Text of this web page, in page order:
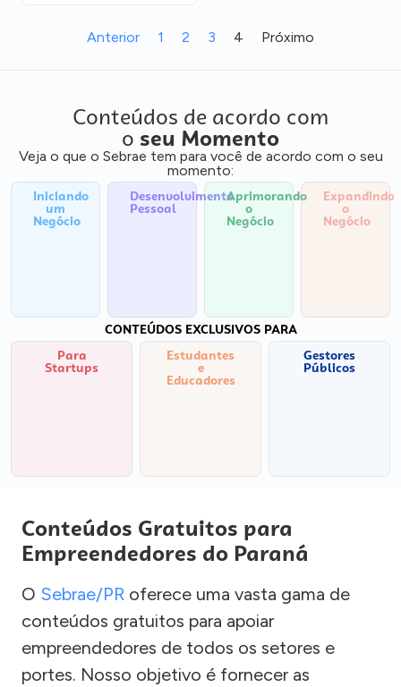
Anterior 1 2 3 4 Próximo
Conteúdos de acordo com
o seu Momento
Veja o que o Sebrae tem para você de acordo com o seu
momento:
Iniciando
um
Negócio
Desenvolvimento
Pessoal
Aprimorando
o
Negócio
Expandindo
o
Negócio
CONTEÚDOS EXCLUSIVOS PARA
Para
Startups
Estudantes
e
Educadores
Gestores
Públicos
Conteúdos Gratuitos para
Empreendedores do Paraná
O Sebrae/PR oferece uma vasta gama de
conteúdos gratuitos para apoiar
empreendedores de todos os setores e
portes. Nosso objetivo é fornecer as